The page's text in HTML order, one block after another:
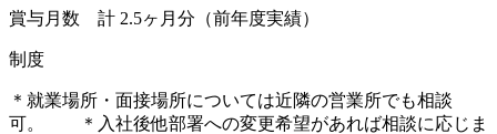
賞与月数 計 2.5ヶ月分（前年度実績）
制度
＊就業場所・面接場所については近隣の営業所でも相談
可。 ＊入社後他部署への変更希望があれば相談に応じま